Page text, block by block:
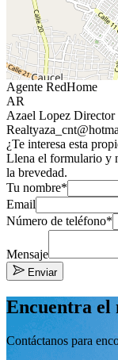
Agente RedHome
AR
Azael Lopez Director
Realty
¿Te interesa esta
Llena el formulario y
la brevedad.
Tu nombre*
Email
Número de teléfono*
Mensaje
Enviar
Encuentra
Contáctanos para